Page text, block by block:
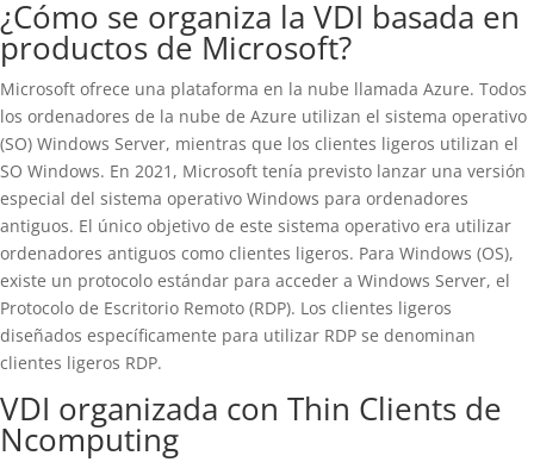
¿Cómo se organiza la VDI basada en
productos de Microsoft?
Microsoft ofrece una plataforma en la nube llamada Azure. Todos
los ordenadores de la nube de Azure utilizan el sistema operativo
(SO) Windows Server, mientras que los clientes ligeros utilizan el
SO Windows. En 2021, Microsoft tenía previsto lanzar una versión
especial del sistema operativo Windows para ordenadores
antiguos. El único objetivo de este sistema operativo era utilizar
ordenadores antiguos como clientes ligeros. Para Windows (OS),
existe un protocolo estándar para acceder a Windows Server, el
Protocolo de Escritorio Remoto (RDP). Los clientes ligeros
diseñados específicamente para utilizar RDP se denominan
clientes ligeros RDP.
VDI organizada con Thin Clients de
Ncomputing